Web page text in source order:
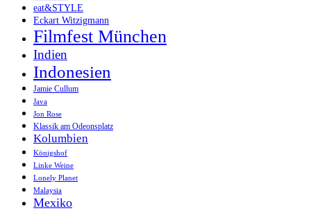
eat&STYLE
Eckart Witzigmann
Filmfest München
Indien
Indonesien
Jamie Cullum
Java
Jon Rose
Klassik am Odeonsplatz
Kolumbien
Königshof
Linke Weine
Lonely Planet
Malaysia
Mexiko